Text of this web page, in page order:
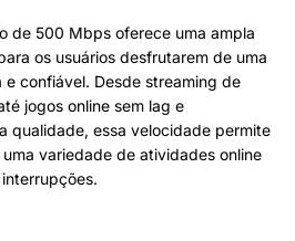
de 500 Mbps oferece uma ampla
os usuários desfrutarem de uma
confiável. Desde streaming de
jogos online sem lag e
qualidade, essa velocidade permite
variedade de atividades online